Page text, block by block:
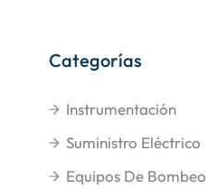
Categorías
Instrumentación
Suministro Eléctrico
Equipos De Bombeo